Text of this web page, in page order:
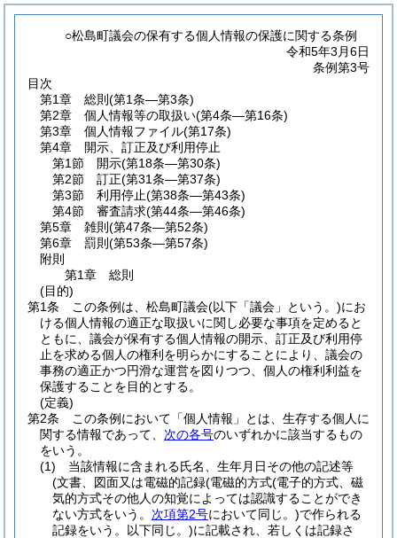
○松島町議会の保有する個人情報の保護に関する条例
令和5年3月6日
条例第3号
目次
第1章
総則 (第1条―第3条)
第2章
個人情報等の取扱い(第4条―第16条)
第3章
個人情報ファイル(第17条)
第4章
開示、訂正及び利用停止
第1節
開示(第18条―第30条)
第2節
訂正(第31条―第37条)
第3節
利用停止(第38条―第43条)
第4節
審査請求(第44条―第46条)
第5章
雑則 (第47条―第52条)
第6章
罰則 (第53条―第57条)
附則
第1章
総則
(目的)
第1条
この条例は、松島町議会(以下「議会」という。)にお
ける個人情報の適正な取扱いに関し必要な事項を定めると
ともに、議会が保有する個人情報の開示、訂正及び利用停
止を求める個人の権利を明らかにすることにより、議会の
事務の適正かつ円滑な運営を図りつつ、個人の権利利益を
保護することを目的とする。
(定義)
第2条
この条例において「個人情報」とは、生存する個人に
関する情報であって、 次の各号のいずれかに該当するもの
をいう。
(1)
当該情報に含まれる氏名、生年月日その他の記述等
(文書、図面又は電磁的記録(電磁的方式(電子的方式、磁
気的方式その他人の知覚によっては認識することができ
ない方式をいう。 次項第2号において同じ。)で作られる
記録をいう。以下同じ。)に記載され、若しくは記録さ